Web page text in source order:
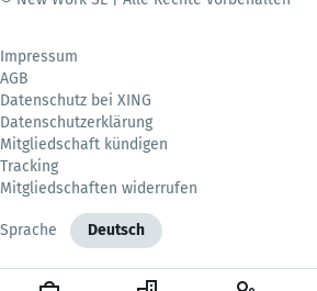
Impressum
AGB
Datenschutz bei XING
Datenschutzerklärung
Mitgliedschaft kündigen
Tracking
Mitgliedschaften widerrufen
Sprache Deutsch